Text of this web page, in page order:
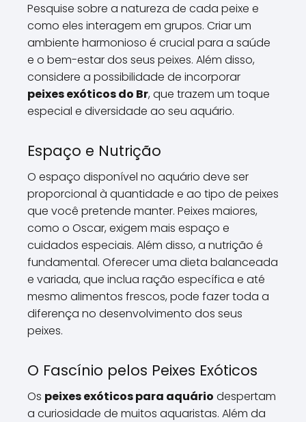
Pesquise sobre a natureza de cada peixe e
como eles interagem em grupos. Criar um
ambiente harmonioso é crucial para a saúde
e o bem-estar dos seus peixes. Além disso,
considere a possibilidade de incorporar
peixes exóticos do Br, que trazem um toque
especial e diversidade ao seu aquário.
Espaço e Nutrição
O espaço disponível no aquário deve ser
proporcional à quantidade e ao tipo de peixes
que você pretende manter. Peixes maiores,
como o Oscar, exigem mais espaço e
cuidados especiais. Além disso, a nutrição é
fundamental. Oferecer uma dieta balanceada
e variada, que inclua ração específica e até
mesmo alimentos frescos, pode fazer toda a
diferença no desenvolvimento dos seus
peixes.
O Fascínio pelos Peixes Exóticos
Os peixes exóticos para aquário despertam
a curiosidade de muitos aquaristas. Além da